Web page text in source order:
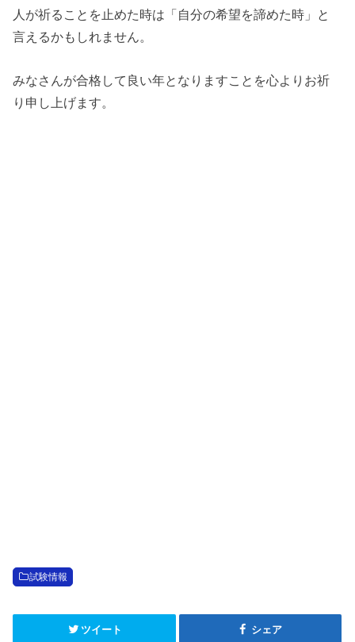
人が祈ることを止めた時は「自分の希望を諦めた時」と
言えるかもしれません。
みなさんが合格して良い年となりますことを心よりお祈
り申し上げます。
試験情報
ツイート シェア